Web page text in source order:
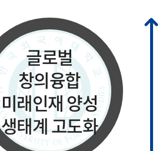
글로벌
창의융합
미래인재 양성
생태계 고도화